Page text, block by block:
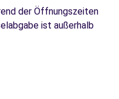
der Öffnungszeiten
ist außerhalb